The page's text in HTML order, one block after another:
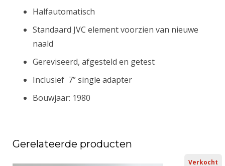
Halfautomatisch
Standaard JVC element voorzien van nieuwe
naald
Gereviseerd, afgesteld en getest
Inclusief 7” single adapter
Bouwjaar: 1980
Gerelateerde producten
Verkocht